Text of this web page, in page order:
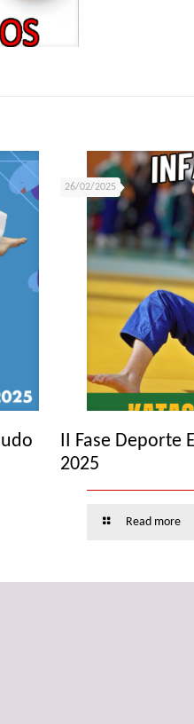
26/02/2025
II Fase Deporte
2025
Read more